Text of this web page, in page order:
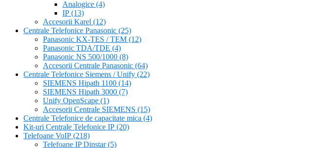
Analogice (4)
IP (13)
Accesorii Karel (12)
Centrale Telefonice Panasonic (25)
Panasonic KX-TES / TEM (12)
Panasonic TDA/TDE (4)
Panasonic NS 500/1000 (8)
Accesorii Centrale Panasonic (64)
Centrale Telefonice Siemens / Unify (22)
SIEMENS Hipath 1100 (14)
SIEMENS Hipath 3000 (7)
Unify OpenScape (1)
Accesorii Centrale SIEMENS (15)
Centrale Telefonice de capacitate mica (4)
Kit-uri Centrale Telefonice IP (20)
Telefoane VoIP (218)
Telefoane IP Dinstar(5)